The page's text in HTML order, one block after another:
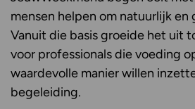
mensen helpen om natuurlijk en
Vanuit die basis groeide het uit
voor professionals die voeding
waardevolle manier willen
begeleiding.